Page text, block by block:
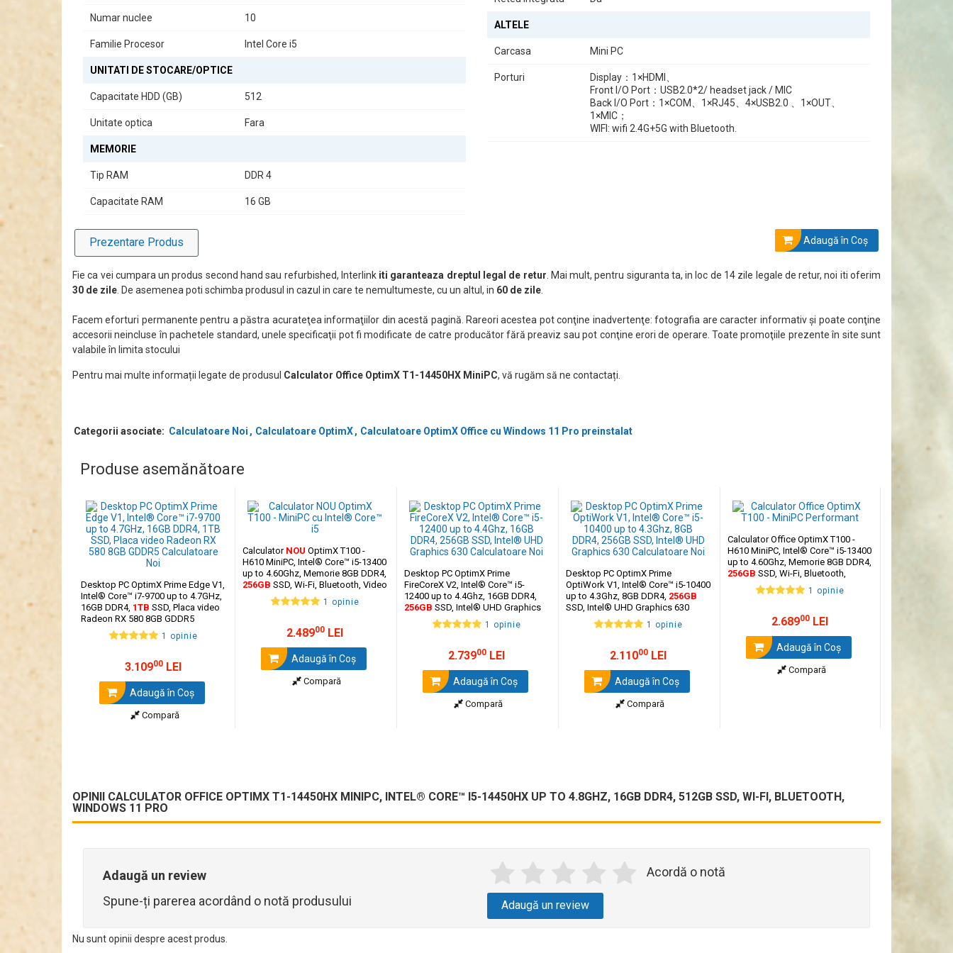
Numar nuclee 10
Familie Procesor Intel Core i5
UNITATI DE STOCARE/OPTICE
Capacitate HDD (GB) 512
Unitate optica Fara
MEMORIE
Tip RAM DDR 4
Capacitate RAM 16 GB
ALTELE
Carcasa Mini PC
Porturi
Display：1×HDMI、
Front I/O Port：USB2.0*2/ headset jack / MIC
Back I/O Port：1×COM、1×RJ45、4×USB2.0 、1×OUT、
1×MIC；
WIFI: wifi 2.4G+5G with Bluetooth.
Prezentare Produs Adaugă în Coş
Fie ca vei cumpara un produs second hand sau refurbished, Interlink iti garanteaza dreptul legal de retur . Mai mult, pentru siguranta ta, in loc de 14 zile legale de retur, noi iti oferim
30 de zile . De asemenea poti schimba produsul in cazul in care te nemultumeste, cu un altul, in 60 de zile
Facem eforturi permanente pentru a păstra acurateţea informaţiilor din acestă pagină. Rareori acestea pot conţine inadvertenţe: fotografia are caracter informativ şi poate conţine
accesorii neincluse în pachetele standard, unele specificaţii pot fi modificate de catre producător fără preaviz sau pot conţine erori de operare. Toate promoţiile prezente în site sunt
valabile în limita stocului
Pentru mai multe informații legate de produsul Calculator Office OptimX T1-14450HX MiniPC, vă rugăm să ne contactați.
Categorii asociate: Calculatoare Noi Calculatoare OptimX Calculatoare OptimX Office cu Windows 11 Pro preinstalat
Produse asemănătoare
Desktop PC OptimX Prime Edge V1,
Intel® Core™ i7-9700 up to 4.7GHz,
16GB DDR4, 1TB SSD, Placa video
Radeon RX 580 8GB GDDR5
1 opinie
3.10900 LEI
Adaugă în Coş
Compară
Calculator NOU OptimX T100 -
H610 MiniPC, Intel® Core™ i5-13400
up to 4.60Ghz, Memorie 8GB DDR4,
256GB SSD, Wi-Fi, Bluetooth, Video
Integrat Intel® UHD Graphics
1 opinie
2.48900 LEI
Adaugă în Coş
Compară
Desktop PC OptimX Prime
FireCoreX V2, Intel® Core™ i5-
12400 up to 4.4Ghz, 16GB DDR4,
256GB SSD, Intel® UHD Graphics
1 opinie
2.73900 LEI
Adaugă în Coş
Compară
Desktop PC OptimX Prime
OptiWork V1, Intel® Core™ i5-10400
up to 4.3Ghz, 8GB DDR4, 256GB
SSD, Intel® UHD Graphics 630
1 opinie
2.11000 LEI
Adaugă în Coş
Compară
Calculator Office OptimX T100 -
H610 MiniPC, Intel® Core™ i5-13400
up to 4.60Ghz, Memorie 8GB DDR4,
256GB SSD, Wi-Fi, Bluetooth,
Windows 11 Pro
1 opinie
2.68900 LEI
Adaugă în Coş
Compară
OPINII CALCULATOR OFFICE OPTIMX T1-14450HX MINIPC, INTEL® CORE™ I5-14450HX UP TO 4.8GHZ, 16GB DDR4, 512GB SSD, WI-FI, BLUETOOTH,
WINDOWS 11 PRO
Adaugă un review
Spune-ți parerea acordând o notă produsului
Acordă o notă
Adaugă un review
Nu sunt opinii despre acest produs.